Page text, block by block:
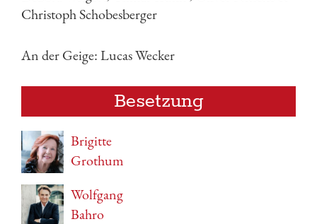
Christoph Schobesberger
An der Geige: Lucas Wecker
Besetzung
Brigitte
Grothum
Wolfgang
Bahro